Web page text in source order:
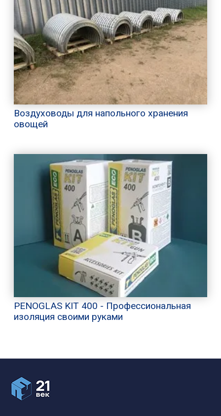
Воздуховоды для напольного хранения
овощей
PENOGLAS KIT 400 - Профессиональная
изоляция своими руками